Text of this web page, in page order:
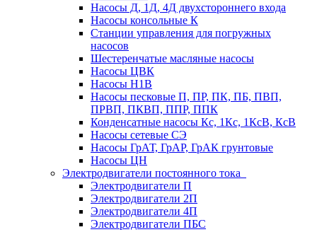
Насосы Д, 1Д, 4Д двухстороннего входа
Насосы консольные К
Станции управления для погружных
насосов
Шестеренчатые масляные насосы
Насосы ЦВК
Насосы Н1В
Насосы песковые П, ПР, ПК, ПБ, ПВП,
ПРВП, ПКВП, ППР, ППК
Конденсатные насосы Кс, 1Кс, 1КсВ, КсВ
Насосы сетевые СЭ
Насосы ГрАТ, ГрАР, ГрАК грунтовые
Насосы ЦН
Электродвигатели постоянного тока
Электродвигатели П
Электродвигатели 2П
Электродвигатели 4П
Электродвигатели ПБС